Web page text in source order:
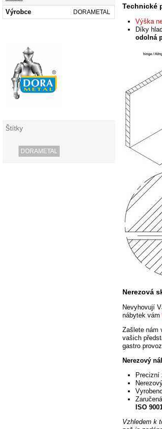
Výrobce
DORAMETAL
Štítky
DORAMETAL
Technické
Výška
Díky
odolná
Nerezová
Nevyhovují
nábytek vám
Zašletenám
vašich
gastro
Nerezový
Precizní
ISO
Vzhledem k